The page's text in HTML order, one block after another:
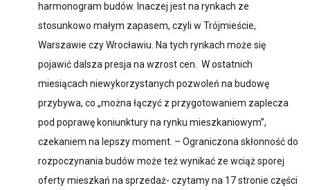
harmonogram budów. Inaczej jest na rynkach ze
stosunkowo małym zapasem, czyli w Trójmieście,
Warszawie czy Wrocławiu. Na tych rynkach może się
pojawić dalsza presja na wzrost cen. W ostatnich
miesiącach niewykorzystanych pozwoleń na budowę
przybywa, co „można łączyć z przygotowaniem zaplecza
pod poprawę koniunktury na rynku mieszkaniowym”,
czekaniem na lepszy moment. – Ograniczona skłonność do
rozpoczynania budów może też wynikać ze wciąż sporej
oferty mieszkań na sprzedaż- czytamy na 17 stronie części